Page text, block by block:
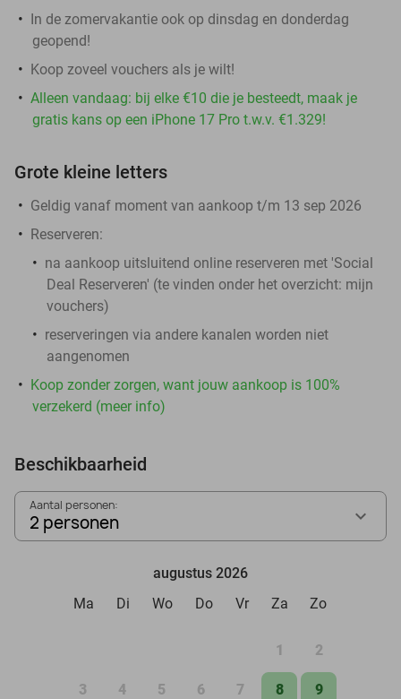
In de zomervakantie ook op dinsdag en donderdag
geopend!
Koop zoveel vouchers als je wilt!
Alleen vandaag: bij elke €10 die je besteedt, maak je
gratis kans op een iPhone 17 Pro t.w.v. €1.329!
Grote kleine letters
Geldig vanaf moment van aankoop t/m 13 sep 2026
Reserveren:
na aankoop uitsluitend online reserveren met 'Social
Deal Reserveren' (te vinden onder het overzicht: mijn
vouchers)
reserveringen via andere kanalen worden niet
aangenomen
Koop zonder zorgen, want jouw aankoop is 100%
verzekerd (meer info)
Beschikbaarheid
Aantal personen:
2 personen
augustus 2026
Ma
Di Wo Do Vr Za Zo
1 2
3 4 5 6 7 8 9